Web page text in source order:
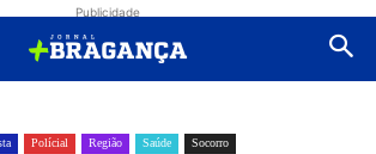
Publicidade
Polícial Região Saúde Socorro